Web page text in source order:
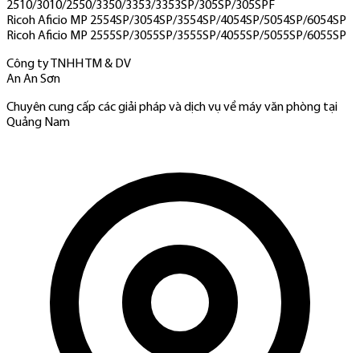
2510/3010/2550/3350/3353/3353SP/305SP/305SPF
Ricoh Aficio MP 2554SP/3054SP/3554SP/4054SP/5054SP/6054SP
Ricoh Aficio MP 2555SP/3055SP/3555SP/4055SP/5055SP/6055SP
Công ty TNHH TM & DV
An An Sơn
Chuyên cung cấp các giải pháp và dịch vụ về máy văn phòng tại
Quảng Nam